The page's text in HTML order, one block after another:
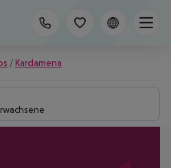
/ Kardamena